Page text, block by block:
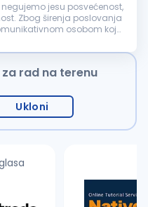
jesu posvećenost,
Zbog širenja poslovanja
osobom koja
rad na terenu
Ukloni